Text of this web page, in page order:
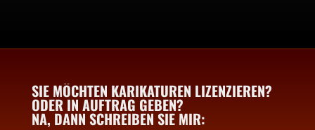
SIE MÖCHTEN KARIKATUREN LIZENZIEREN?
ODER IN AUFTRAG GEBEN?
NA, DANN SCHREIBEN SIE MIR: